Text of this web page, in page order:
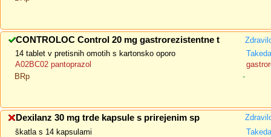
CONTROLOC Control 20 mg gastrorezistentne t
14 tablet v pretisnih omotih s kartonsko oporo
A02BC02 pantoprazol
BRp
-
Dexilanz 30 mg trde kapsule s prirejenim sp
škatla s 14 kapsulami